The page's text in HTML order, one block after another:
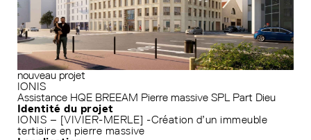
nouveau projet
IONIS
Assistance HQE BREEAM Pierre massive SPL Part Dieu
Identité du projet
IONIS – [VIVIER-MERLE] -Création d’un immeuble
tertiaire en pierre massive